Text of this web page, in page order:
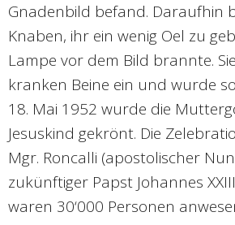
Gnadenbild befand. Daraufhin
Knaben, ihr ein wenig Oel zu
Lampe vor dem Bild brannte.
kranken Beine ein und wurde
18. Mai 1952 wurde die
Jesuskind gekrönt. Die
Mgr. Roncalli (apostolischer
zukünftiger Papst Johannes
waren 30‘000 Personen